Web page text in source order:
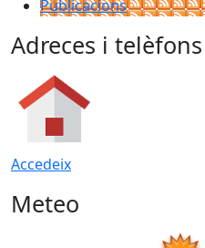
Publicacions
Adreces i telèfons
Accedeix
Meteo